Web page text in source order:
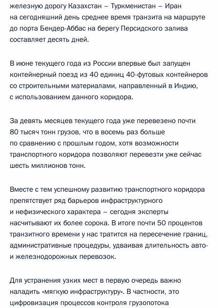
железную дорогу Казахстан – Туркменистан – Иран
на сегодняшний день среднее время транзита на маршруте
до порта Бендер-Аббас на берегу Персидского залива
составляет десять дней.
В июне текущего года из России впервые был запущен
контейнерный поезд из 40 единиц 40-футовых контейнеров
со строительными материалами, направленный в Индию,
с использованием данного коридора.
За девять месяцев текущего года уже перевезено почти
80 тысяч тонн грузов, что в восемь раз больше
по сравнению с прошлым годом, хотя возможности
транспортного коридора позволяют перевезти уже сейчас
шесть миллионов тонн.
Вместе с тем успешному развитию транспортного коридора
препятствует ряд барьеров инфраструктурного
и нефизического характера – сегодня эксперты
насчитывают их более сорока. В итоге почти 50 процентов
транзитного времени у нас тратится на пересечение границ,
административные процедуры, удваивая длительность авто-
и железнодорожных перевозок.
Для устранения узких мест в первую очередь важно
наладить «мягкую инфраструктуру». В частности, это
цифровизация процессов контроля грузопотока